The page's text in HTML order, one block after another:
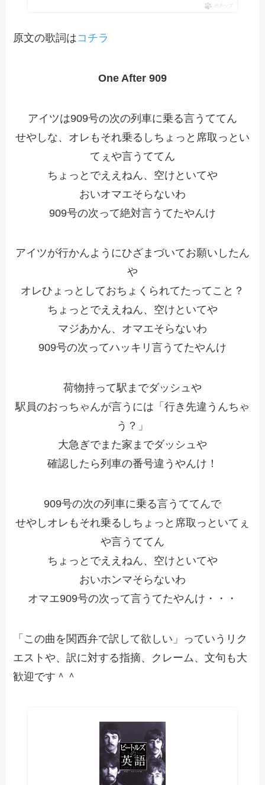
ポチップ
原文の歌詞はコチラ
One After 909
アイツは909号の次の列車に乗る言うててん
せやしな、オレもそれ乗るしちょっと席取っとい
てぇや言うててん
ちょっとでええねん、空けといてや
おいオマエそらないわ
909号の次って絶対言うてたやんけ
アイツが行かんようにひざまづいてお願いしたん
や
オレひょっとしておちょくられてたってこと？
ちょっとでええねん、空けといてや
マジあかん、オマエそらないわ
909号の次ってハッキリ言うてたやんけ
荷物持って駅までダッシュや
駅員のおっちゃんが言うには「行き先違うんちゃ
う？」
大急ぎでまた家までダッシュや
確認したら列車の番号違うやんけ！
909号の次の列車に乗る言うててんで
せやしオレもそれ乗るしちょっと席取っといてぇ
や言うててん
ちょっとでええねん、空けといてや
おいホンマそらないわ
オマエ909号の次って言うてたやんけ・・・
「この曲を関西弁で訳して欲しい」っていうリク
エストや、訳に対する指摘、クレーム、文句も大
歓迎です＾＾